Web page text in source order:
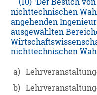
(10) Der Besuch
nichttechnischen
angehenden
ausgewählten
nichttechnischen
a)
b)